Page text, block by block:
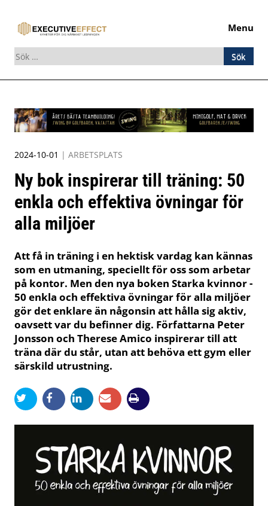
Menu
Sök
efter:
to
content
2024-10-01 | ARBETSPLATS
Ny bok inspirerar till träning: 50
enkla och effektiva övningar för
alla miljöer
Att få in träning i en hektisk vardag kan kännas
som en utmaning, speciellt för oss som arbetar
på kontor. Men den nya boken Starka kvinnor -
50 enkla och effektiva övningar för alla miljöer
gör det enklare än någonsin att hålla sig aktiv,
oavsett var du befinner dig. Författarna Peter
Jonsson och Therese Amico inspirerar till att
träna där du står, utan att behöva ett gym eller
särskild utrustning.